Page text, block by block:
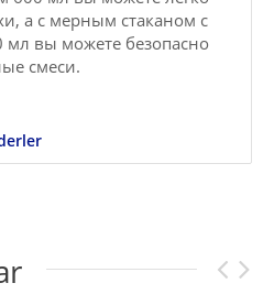
а с мерным стаканом с
вы можете безопасно
смеси.